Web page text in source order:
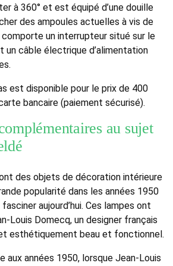
à 360° et est équipé d’une douille
des ampoules actuelles à vis de
un interrupteur situé sur le
câble électrique d’alimentation
est disponible pour le prix de 400
bancaire (paiement sécurisé).
au sujet
des objets de décoration intérieure
popularité dans les années 1950
aujourd’hui. Ces lampes ont
Louis Domecq, un designer français
esthétiquement beau et fonctionnel.
aux années 1950, lorsque Jean-Louis